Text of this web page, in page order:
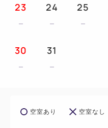
23 24 25
30 31
空室あり 空室なし